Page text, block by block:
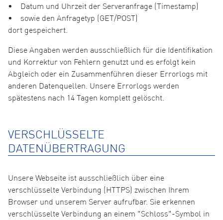
• Datum und Uhrzeit der Serveranfrage (Timestamp)
• sowie den Anfragetyp (GET/POST)
dort gespeichert.
Diese Angaben werden ausschließlich für die Identifikation
und Korrektur von Fehlern genutzt und es erfolgt kein
Abgleich oder ein Zusammenführen dieser Errorlogs mit
anderen Datenquellen. Unsere Errorlogs werden
spätestens nach 14 Tagen komplett gelöscht.
VERSCHLÜSSELTE
DATENÜBERTRAGUNG
Unsere Webseite ist ausschließlich über eine
verschlüsselte Verbindung (HTTPS) zwischen Ihrem
Browser und unserem Server aufrufbar. Sie erkennen
verschlüsselte Verbindung an einem "Schloss"-Symbol in